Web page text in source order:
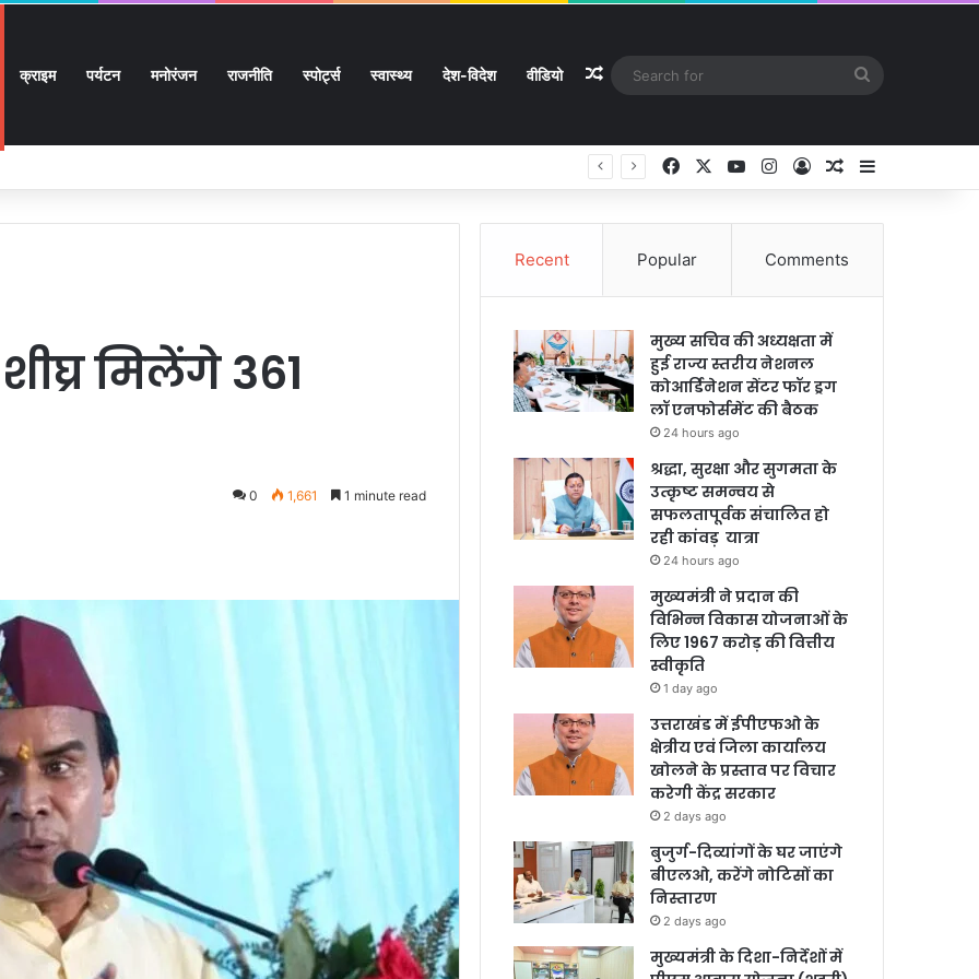
क्राइम पर्यटन मनोरंजन राजनीति स्पोर्ट्स स्वास्थ्य देश-विदेश वीडियो Random Article
के उत्कृष्ट समन्वय से सफलतापूर्वक संचालित हो रही कांवड़ यात्रा Facebook YouTubeInstagram
Log InRandom Article
मिलेंगे 361
0 1,661 1 minute read
Recent Popular Comments
मुख्य सचिव की अध्यक्षता में
हुई राज्य स्तरीय नेशनल
कोआर्डिनेशन सेंटर फॉर ड्रग
लॉ एनफोर्समेंट की बैठक
24 hours ago
श्रद्धा, सुरक्षा और सुगमता के
उत्कृष्ट समन्वय से
सफलतापूर्वक संचालित हो
रही कांवड़ यात्रा
24 hours ago
मुख्यमंत्री ने प्रदान की
विभिन्न विकास योजनाओं के
लिए 1967 करोड़ की वित्तीय
स्वीकृति
1 day ago
उत्तराखंड में ईपीएफओ के
क्षेत्रीय एवं जिला कार्यालय
खोलने के प्रस्ताव पर विचार
करेगी केंद्र सरकार
2 days ago
बुजुर्ग-दिव्यांगों के घर जाएंगे
बीएलओ, करेंगे नोटिसों का
निस्तारण
2 days ago
मुख्यमंत्री के दिशा-निर्देशों में